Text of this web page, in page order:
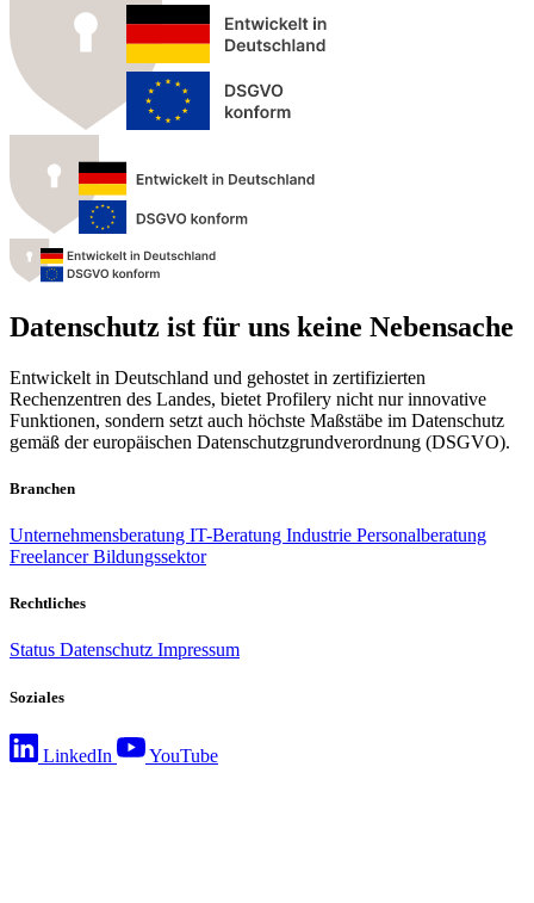
Datenschutz ist für uns keine Nebensache
Entwickelt in Deutschland und gehostet in zertifizierten
Rechenzentren des Landes, bietet Profilery nicht nur innovative
Funktionen, sondern setzt auch höchste Maßstäbe im Datenschutz
gemäß der europäischen Datenschutzgrundverordnung (DSGVO).
Branchen
Unternehmensberatung IT-Beratung Industrie Personalberatung
FreelancerBildungssektor
Rechtliches
Status Datenschutz Impressum
Soziales
LinkedIn YouTube